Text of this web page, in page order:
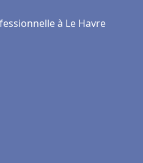
à Le Havre